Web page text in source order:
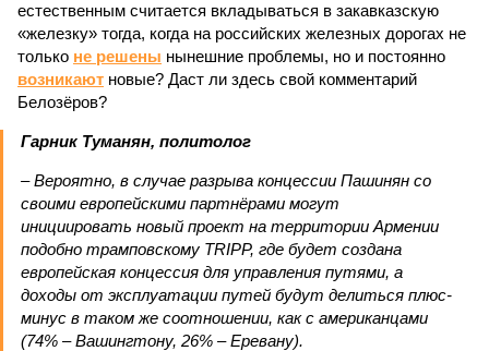
естественным считается вкладываться в закавказскую
«железку» тогда, когда на российских железных дорогах не
только не решены нынешние проблемы, но и постоянно
возникают новые? Даст ли здесь свой комментарий
Белозёров?
Гарник Туманян, политолог
– Вероятно, в случае разрыва концессии Пашинян со
своими европейскими партнёрами могут
инициировать новый проект на территории Армении
подобно трамповскому TRIPP, где будет создана
европейская концессия для управления путями, а
доходы от эксплуатации путей будут делиться плюс-
минус в таком же соотношении, как с американцами
(74% – Вашингтону, 26% – Еревану).